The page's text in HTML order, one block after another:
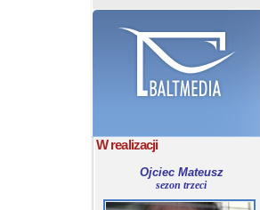
W realizacji
Ojciec Mateusz
sezon trzeci